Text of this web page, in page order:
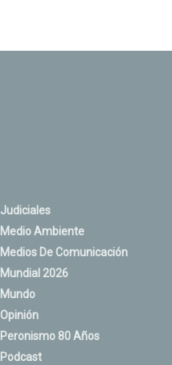
Judiciales
Medio Ambiente
Medios De Comunicación
Mundial 2026
Mundo
Opinión
Peronismo 80 Años
Podcast